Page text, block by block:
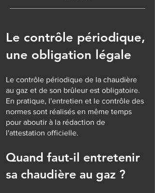
Le contrôle périodique,
une obligation légale
Le contrôle périodique de la chaudière
au gaz et de son brûleur est obligatoire.
En pratique, l'entretien et le contrôle des
normes sont réalisés en même temps
pour aboutir à la rédaction de
l'attestation officielle.
Quand faut-il entretenir
sa chaudière au gaz ?